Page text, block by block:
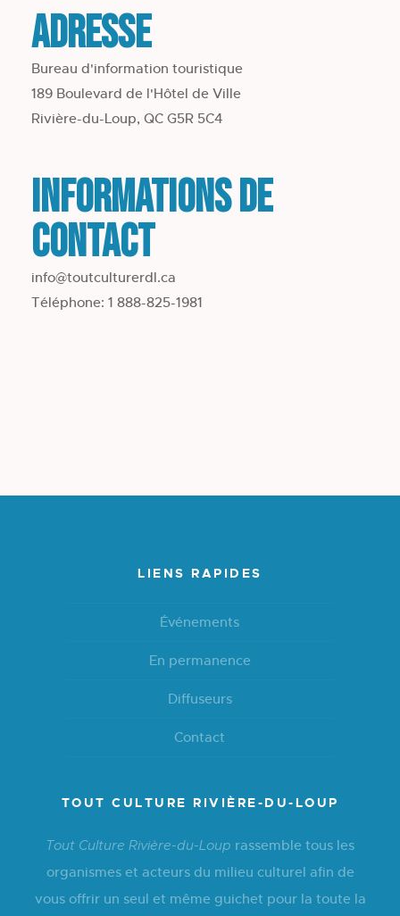
Adresse
Bureau d'information touristique
189 Boulevard de l'Hôtel de Ville
Rivière-du-Loup, QC G5R 5C4
Informations de
contact
info@toutculturerdl.ca
Téléphone: 1 888-825-1981
LIENS RAPIDES
Événements
En permanence
Diffuseurs
Contact
TOUT CULTURE RIVIÈRE-DU-LOUP
Tout Culture Rivière-du-Loup rassemble tous les
organismes et acteurs du milieu culturel afin de
vous offrir un seul et même guichet pour la toute la